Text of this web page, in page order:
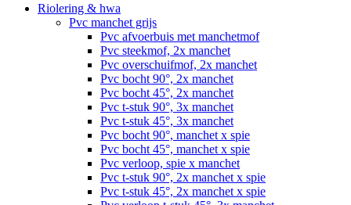
Riolering & hwa
Pvc manchet grijs
Pvc afvoerbuis met manchetmof
Pvc steekmof, 2x manchet
Pvc overschuifmof, 2x manchet
Pvc bocht 90°, 2x manchet
Pvc bocht 45°, 2x manchet
Pvc t-stuk 90°, 3x manchet
Pvc t-stuk 45°, 3x manchet
Pvc bocht 90°, manchet x spie
Pvc bocht 45°, manchet x spie
Pvc verloop, spie x manchet
Pvc t-stuk 90°, 2x manchet x spie
Pvc t-stuk 45°, 2x manchet x spie